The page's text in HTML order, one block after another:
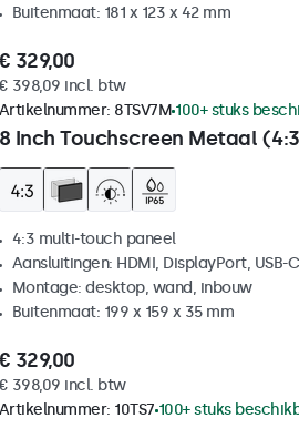
Buitenmaat: 181 x 123 x 42 mm
€ 329,00
€ 398,09 incl. btw
8 Inch Touchscreen Metaal
Artikelnummer: 8TSV7M 100+ stuks
4:3 multi-touch paneel
Aansluitingen: HDMI, DisplayPort, USB-
Montage: desktop, wand, inbouw
Buitenmaat: 199 x 159 x 35 mm
€ 329,00
€ 398,09 incl. btw
Artikelnummer: 10TS7 100+ stuks